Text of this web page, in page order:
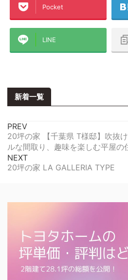
Pocket
LINE
新着一覧
PREV
20坪の家 【千葉県 T様邸】吹抜
ルな間取り、趣味を楽しむ平屋の
NEXT
20坪の家 LA GALLERIA TYPE